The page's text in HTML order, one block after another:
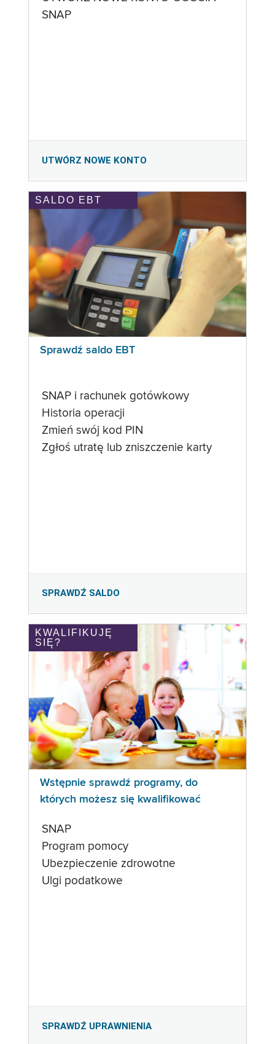
SNAP
UTWÓRZ NOWE KONTO
SALDO EBT
Sprawdź saldo EBT
SNAP i rachunek gotówkowy
Historia operacji
Zmień swój kod PIN
Zgłoś utratę lub zniszczenie karty
SPRAWDŹ SALDO
KWALIFIKUJĘ
SIĘ?
Wstępnie sprawdź programy, do
których możesz się kwalifikować
SNAP
Program pomocy
Ubezpieczenie zdrowotne
Ulgi podatkowe
SPRAWDŹ UPRAWNIENIA